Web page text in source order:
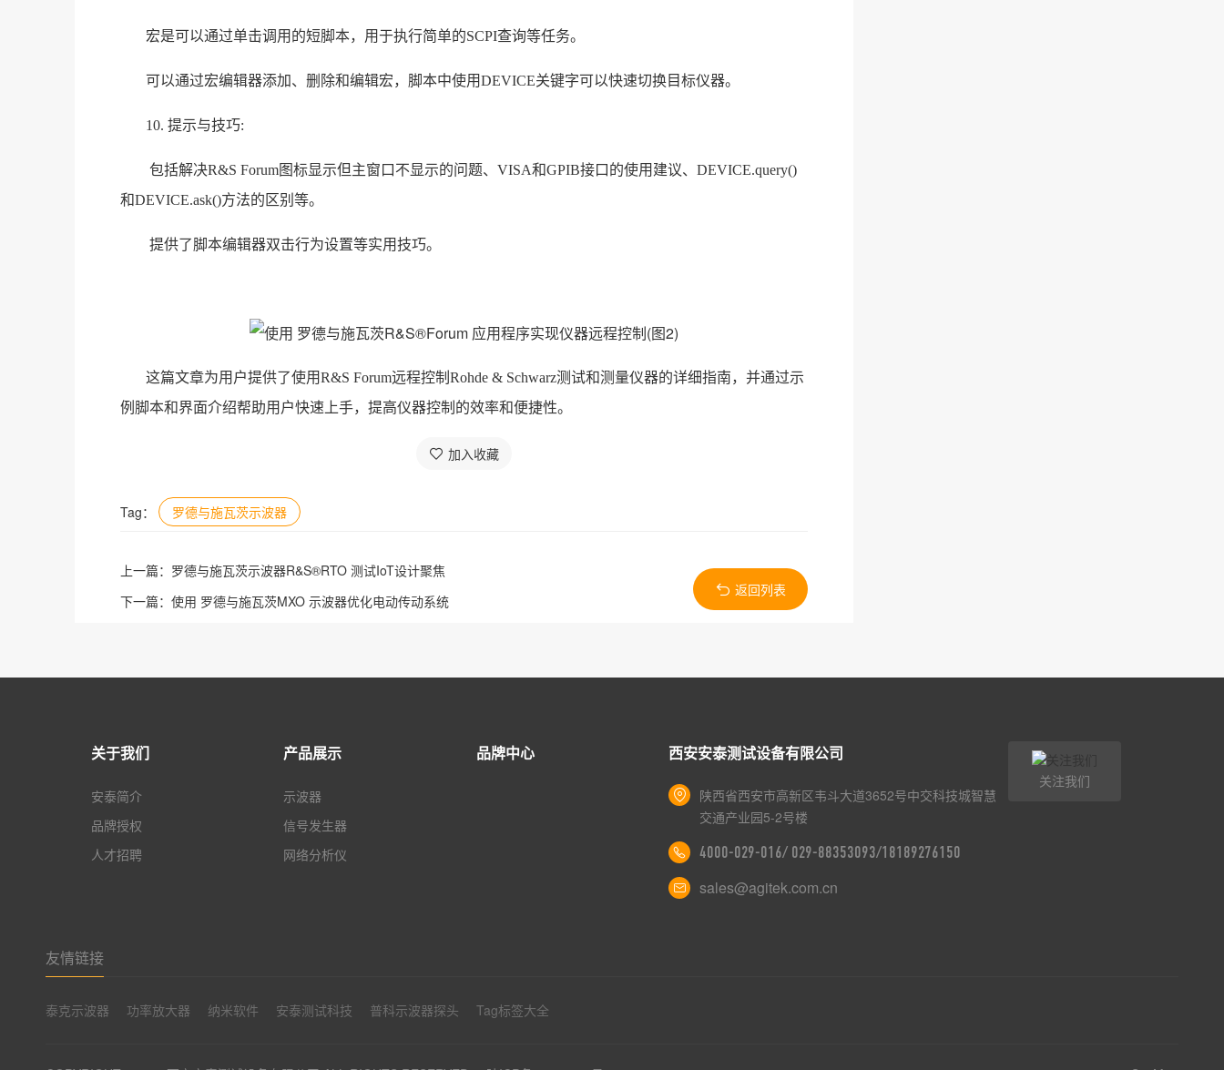
宏是可以通过单击调用的短脚本，用于执行简单的SCPI查询等任务。
可以通过宏编辑器添加、删除和编辑宏，脚本中使用DEVICE关键字可以快速切换目标仪器。
10. 提示与技巧:
包括解决R&S Forum图标显示但主窗口不显示的问题、VISA和GPIB接口的使用建议、DEVICE.query()
和DEVICE.ask()方法的区别等。
提供了脚本编辑器双击行为设置等实用技巧。
这篇文章为用户提供了使用R&S Forum远程控制Rohde & Schwarz测试和测量仪器的详细指南，并通过示
例脚本和界面介绍帮助用户快速上手，提高仪器控制的效率和便捷性。
加入收藏
Tag： 罗德与施瓦茨示波器
上一篇： 罗德与施瓦茨示波器R&S®RTO 测试IoT设计聚焦
下一篇： 使用 罗德与施瓦茨MXO 示波器优化电动传动系统
返回列表
关于我们
安泰简介
品牌授权
人才招聘
产品展示
示波器
信号发生器
网络分析仪
品牌中心 西安安泰测试设备有限公司
陕西省西安市高新区韦斗大道3652号中交科技城智慧
交通产业园5-2号楼
4000-029-016/ 029-88353093/18189276150
sales@agitek.com.cn
关注我们
友情链接
泰克示波器 功率放大器 纳米软件 安泰测试科技 普科示波器探头 Tag标签大全